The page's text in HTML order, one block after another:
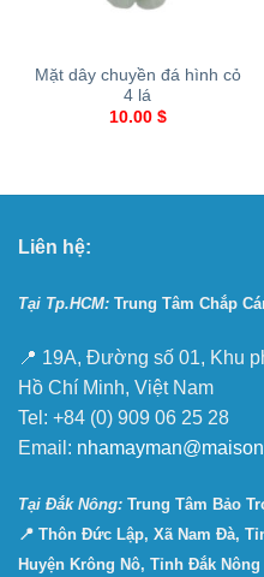
Mặt dây chuyền đá hình cỏ
4 lá
10.00 $
Liên hệ:
Tại Tp.HCM: Trung Tâm Chắp
📍 19A, Đường số 01, Khu
Hồ Chí Minh, Việt Nam
Tel: +84 (0) 909 06 25 28
Email:
Tại Ðắk Nông: Trung Tâm Bảo
📍 Thôn Đức Lập, Xã Nam Đà,
Huyện Krông Nô, Tỉnh Đắk Nông